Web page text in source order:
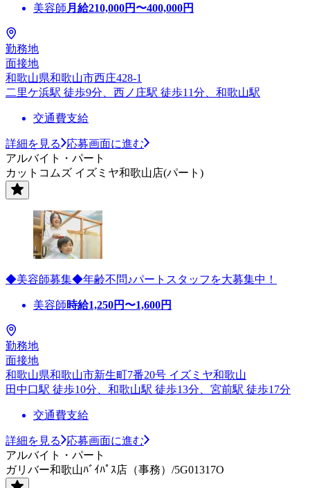
美容師 月給210,000円〜400,000円
勤務地
面接地
和歌山県和歌山市西庄428-1
二里ケ浜駅 徒歩9分、西ノ庄駅 徒歩11分、和歌山駅
交通費支給
詳細を見る
応募画面に進む
アルバイト・パート
カットコムズ イズミヤ和歌山店(パート)
◆美容師募集◆年齢不問♪パートスタッフを大募集中！
美容師時給1,250円〜1,600円
勤務地
面接地
和歌山県和歌山市新生町7番20号 イズミヤ和歌山
田中口駅 徒歩10分、和歌山駅 徒歩13分、宮前駅 徒歩17分
交通費支給
詳細を見る
応募画面に進む
アルバイト・パート
ガリバー和歌山ﾊﾞｲﾊﾟｽ店（事務）/5G01317O